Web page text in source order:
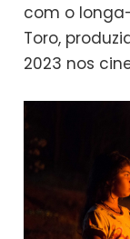
com o
Toro,
2023 nos